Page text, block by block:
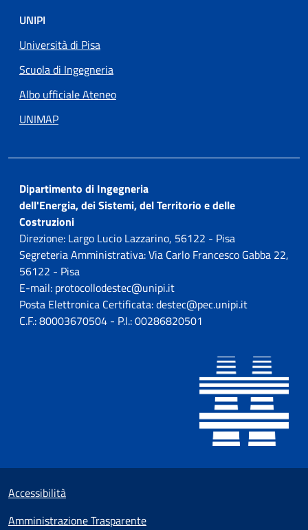
UNIPI
Università di Pisa
Scuola di Ingegneria
Albo ufficiale Ateneo
UNIMAP
Dipartimento di Ingegneria
dell'Energia, dei Sistemi, del Territorio e delle
Costruzioni
Direzione: Largo Lucio Lazzarino, 56122 - Pisa
Segreteria Amministrativa: Via Carlo Francesco Gabba 22,
56122 - Pisa
E-mail: protocollodestec@unipi.it
Posta Elettronica Certificata: destec@pec.unipi.it
C.F.: 80003670504 - P.I.: 00286820501
Small prints
Sezione Link utili
Accessibilità
Amministrazione Trasparente